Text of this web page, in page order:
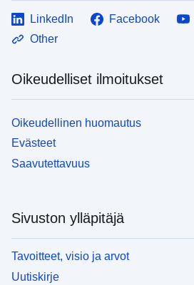
LinkedIn Facebook
Other
Oikeudelliset ilmoitukset
Oikeudellinen huomautus
Evästeet
Saavutettavuus
Sivuston ylläpitäjä
Tavoitteet, visio ja arvot
Uutiskirje